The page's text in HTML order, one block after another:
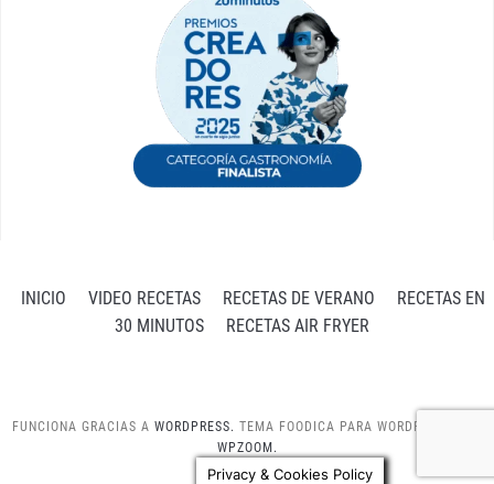
INICIO VIDEO RECETAS RECETAS DE VERANO
RECETAS EN
30 MINUTOS
RECETAS AIR FRYER
FUNCIONA GRACIAS A WORDPRESS. TEMA FOODICA PARA WORDPRESS POR
WPZOOM.
Privacy & Cookies Policy